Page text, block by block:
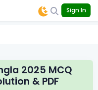
Sign In
2025 MCQ
& PDF